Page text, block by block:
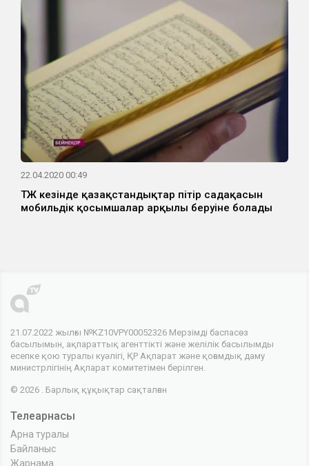
22.04.2020 00:49
ТЖ кезінде қазақстандықтар пітір садақасын
мобильдік қосымшалар арқылы беруіне болады
21.07.2022 жылғы №KZ10VPY00052326 Мерзімді баспасөз
басылымын, ақпараттық агенттікті және желілік басылымды
есепке қою туралы куәлігі, ҚР Ақпарат және қоғамдық даму
министрлігінің Ақпарат комитетімен берілген.
© 2026 . Барлық құқықтар сақталған
Телеарнасы
Арна туралы
Байланыс
Жарнама